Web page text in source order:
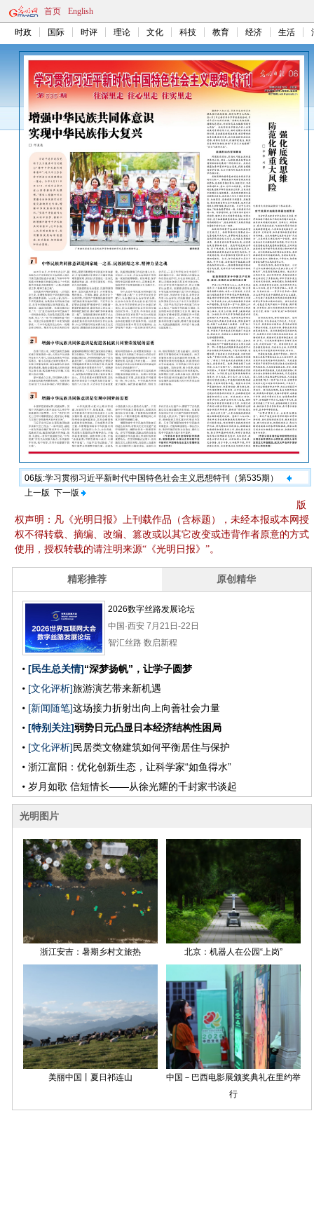
首页 English
时政 国际 时评 理论 文化 科技 教育 经济 生活
06版:学习贯彻习近平新时代中国特色社会主义思想特刊（第535期）
上一版 下一版
版
权声明：凡《光明日报》上刊载作品（含标题），未经本报或本网授
权不得转载、摘编、改编、篡改或以其它改变或违背作者原意的方式
使用，授权转载的请注明来源“《光明日报》”。